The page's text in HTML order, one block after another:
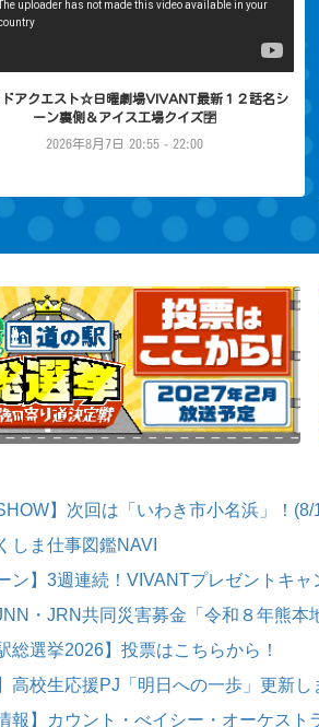
アクエスト☆日曜劇場VIVANT最新１２話名シ
ーン裏側＆アイス工場クイズ🈑
2026年8月7日 20:55 - 22:00
】次回は「いわき市小名浜」！
しま仕事図鑑NAVI
ン】3週連続！VIVANTプレゼントキャ
・JRN共同災害募金「令和８年熊本
総選挙2026】投票はこちらから！
高校生応援PJ「明日への一歩」更新し
報】カウント・べイシー・オーケス